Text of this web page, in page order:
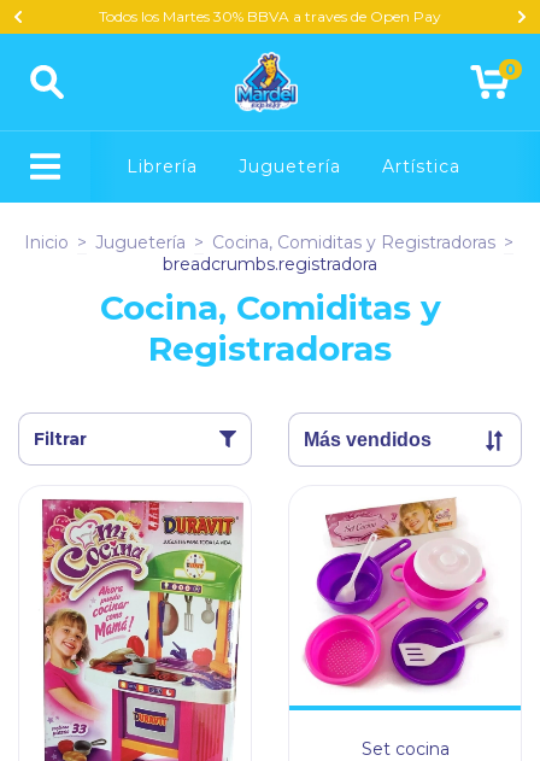
Todos los Martes 30% BBVA a traves de Open Pay
0
Librería Juguetería Artística
Inicio > Juguetería > Cocina, Comiditas y Registradoras >
breadcrumbs.registradora
Cocina, Comiditas y
Registradoras
Filtrar
Set cocina